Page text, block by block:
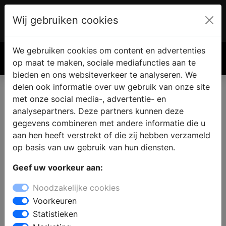
€ 0.00
Wij gebruiken cookies
We gebruiken cookies om content en advertenties
op maat te maken, sociale mediafuncties aan te
bieden en ons websiteverkeer te analyseren. We
delen ook informatie over uw gebruik van onze site
met onze social media-, advertentie- en
analysepartners. Deze partners kunnen deze
gegevens combineren met andere informatie die u
aan hen heeft verstrekt of die zij hebben verzameld
op basis van uw gebruik van hun diensten.
Geef uw voorkeur aan:
Noodzakelijke cookies
Voorkeuren
Statistieken